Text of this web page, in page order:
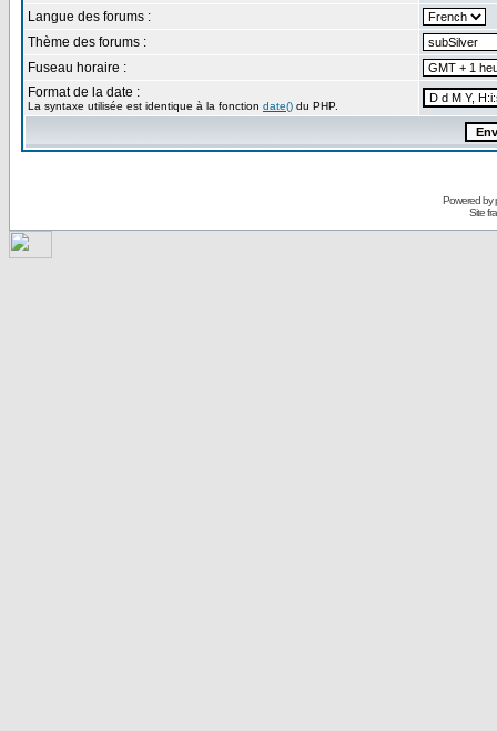
Langue des forums :
Thème des forums :
Fuseau horaire :
Format de la date :
La syntaxe utilisée est identique à la fonction date() du PHP.
Powered by
Site